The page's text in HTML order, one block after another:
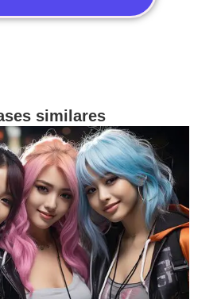
similares